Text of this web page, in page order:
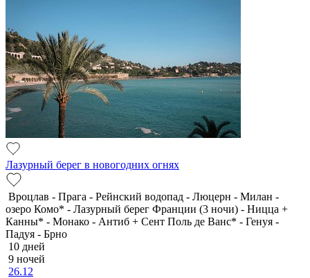
Лазурный берег в новогодних огнях
Вроцлав - Прага - Рейнский водопад - Люцерн - Милан -
озеро Комо* - Лазурный берег Франции (3 ночи) - Ницца +
Канны* - Монако - Антиб + Сент Поль де Ванс* - Генуя -
Падуя - Брно
10 дней
9 ночей
26.12